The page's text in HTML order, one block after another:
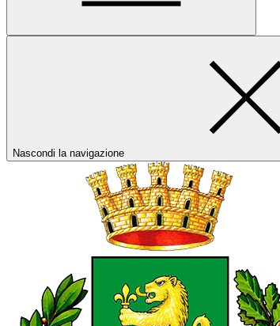
Nascondi la navigazione